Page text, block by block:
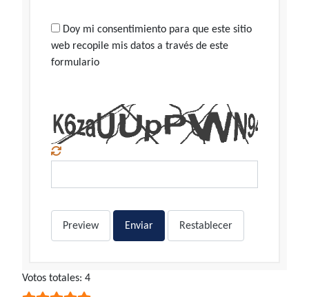
Doy mi consentimiento para que este sitio
web recopile mis datos a través de este
formulario
Preview Enviar Restablecer
Ratio:5/5
Votos totales: 4